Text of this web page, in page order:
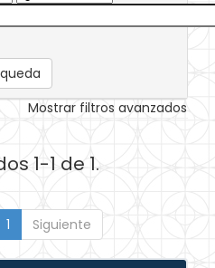
Mostrar filtros avanzados
1-1 de 1.
1 Siguiente